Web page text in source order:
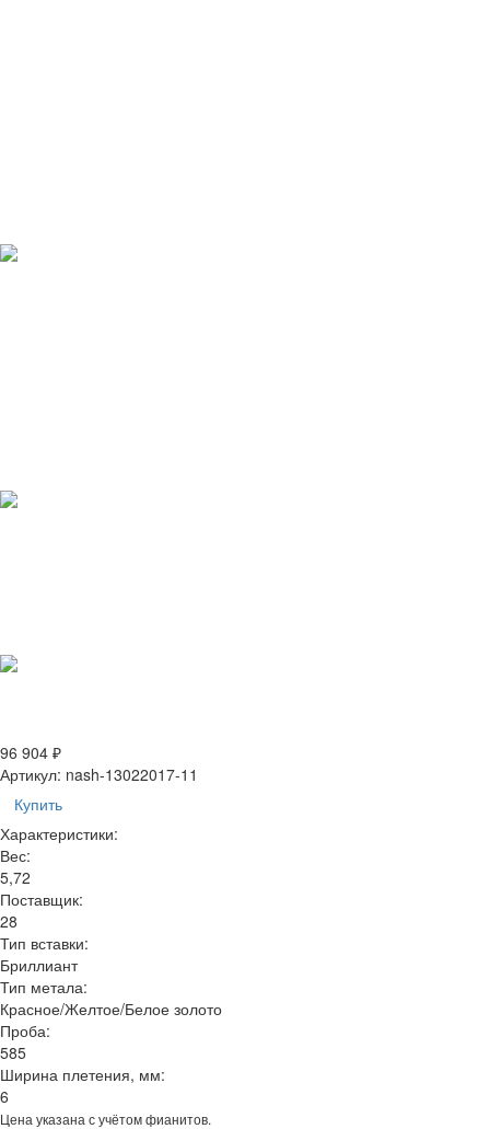
96 904 ₽
Артикул: nash-13022017-11
Купить
Характеристики:
Вес:
5,72
Поставщик:
28
Тип вставки:
Бриллиант
Тип метала:
Красное/Желтое/Белое золото
Проба:
585
Ширина плетения, мм:
6
Цена указана с учётом фианитов.